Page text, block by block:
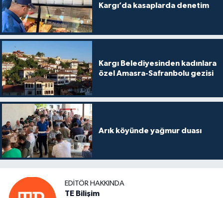
Kargı’da kasaplarda denetim
Kargı Belediyesinden kadınlara
özel Amasra-Safranbolu gezisi
Arık köyünde yağmur duası
EDITÖR HAKKINDA
TE Bilişim